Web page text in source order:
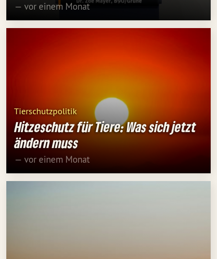
— vor einem Monat
Tierschutzpolitik
Hitzeschutz für Tiere: Was sich jetzt
ändern muss
— vor einem Monat